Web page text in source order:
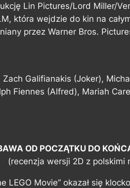
Lin Pictures/Lord Miller/
która wejdzie do kin na
przez Warner Bros.
Galifianakis (Joker),
Fiennes (Alfred), Mariah
OD POCZĄTKU DO
(recenzja wersji 2D z polskimi
LEGO Movie” okazał się